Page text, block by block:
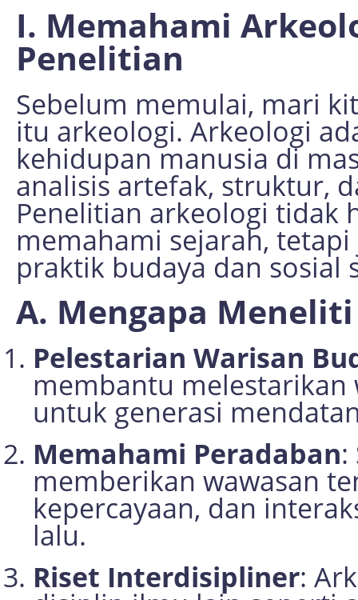
I. Memahami
Penelitian
Sebelum memulai, mari
itu arkeologi. Arkeologi
kehidupan manusia di
analisis artefak, struktur,
Penelitian arkeologi tidak
memahami sejarah,
praktik budaya dan sosial
A. Mengapa
Pelestarian Warisan
membantu melestarikan
untuk generasi
Memahami Peradaban:
memberikan wawasan
kepercayaan, dan
lalu.
Riset Interdisipliner: